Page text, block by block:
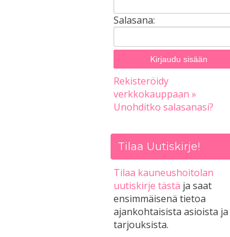
Salasana:
Rekisteröidy
verkkokauppaan »
Unohditko salasanasi?
Tilaa Uutiskirje!
Tilaa kauneushoitolan
uutiskirje tästä ja saat
ensimmäisenä tietoa
ajankohtaisista asioista ja
tarjouksista.